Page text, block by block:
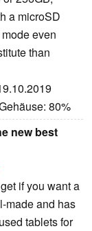
a microSD
even
than
80%
new best
if you want a
made and has
tablets for